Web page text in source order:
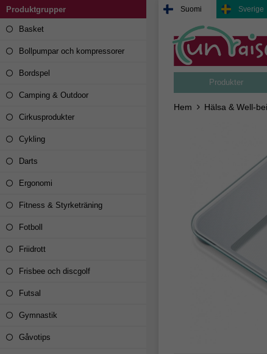
Suomi Sverige
Produkter
Hem Hälsa & Well-
Produktgrupper
Basket
Bollpumpar och kompressorer
Bordspel
Camping & Outdoor
Cirkusprodukter
Cykling
Darts
Ergonomi
Fitness & Styrketräning
Fotboll
Friidrott
Frisbee och discgolf
Futsal
Gymnastik
Gåvotips